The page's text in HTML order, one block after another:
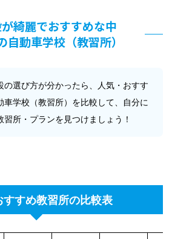
綺麗でおすすめな中
自動車学校（教習所）
の選び方が分かったら、人気・おすす
車学校（教習所）を比較して、自分に
習所・プランを見つけましょう！
すすめ教習所の比較表